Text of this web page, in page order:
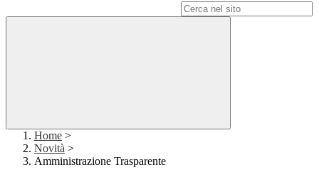
Home >
Novità >
Amministrazione Trasparente